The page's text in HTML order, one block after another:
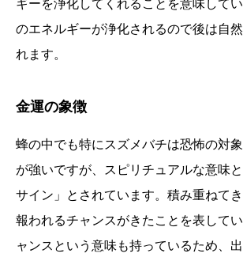
ギーを浄化してくれることを意味して
のエネルギーが浄化されるので後は自
れます。
金運の象徴
蜂の中でも特にスズメバチは恐怖の対
が強いですが、スピリチュアルな意味
サイン」とされています。積み重ねてき
報われるチャンスがきたことを表して
ャンスという意味も持っているため、